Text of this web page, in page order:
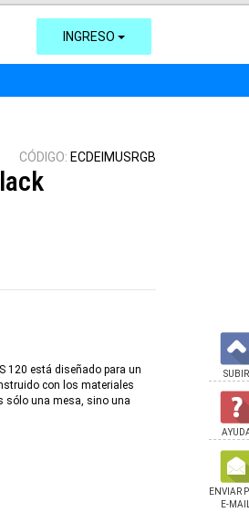
INGRESO
CÓDIGO: ECDEIMUSRGB
120 está diseñado para un
con los materiales
sólo una mesa, sino una
SUBIR
ENVIAR
E-